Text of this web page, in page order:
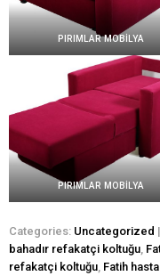
PIRIMLAR MOBİLYA
PIRIMLAR MOBİLYA
Categories: Uncategorized
bahadır refakatçi koltuğu
refakatçi koltuğu Fatih